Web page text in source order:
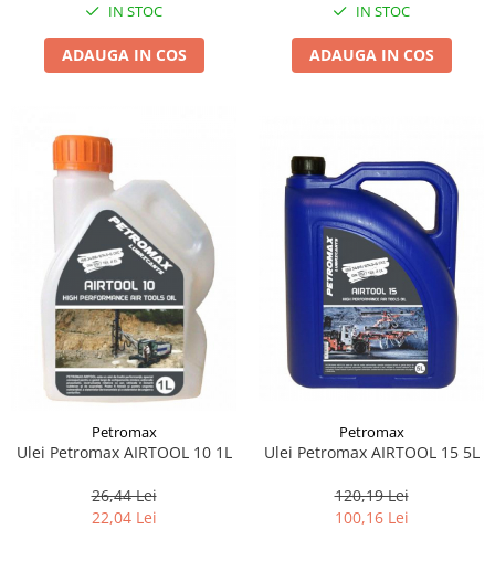
Huse moto
Suporti si kituri montaj topcase
Suporti si placi prindere
IN STOC
ADAUGA IN COS
IN STOC
ADAUGA IN COS
Petromax
Ulei Petromax AIRTOOL 10 1L
26,44 Lei
22,04 Lei
Petromax
Ulei Petromax AIRTOOL 15 5L
120,19 Lei
100,16 Lei